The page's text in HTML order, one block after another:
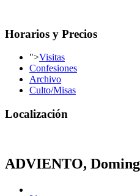
Horarios y Precios
">Visitas
Confesiones
Archivo
Culto/Misas
Localización
ADVIENTO,